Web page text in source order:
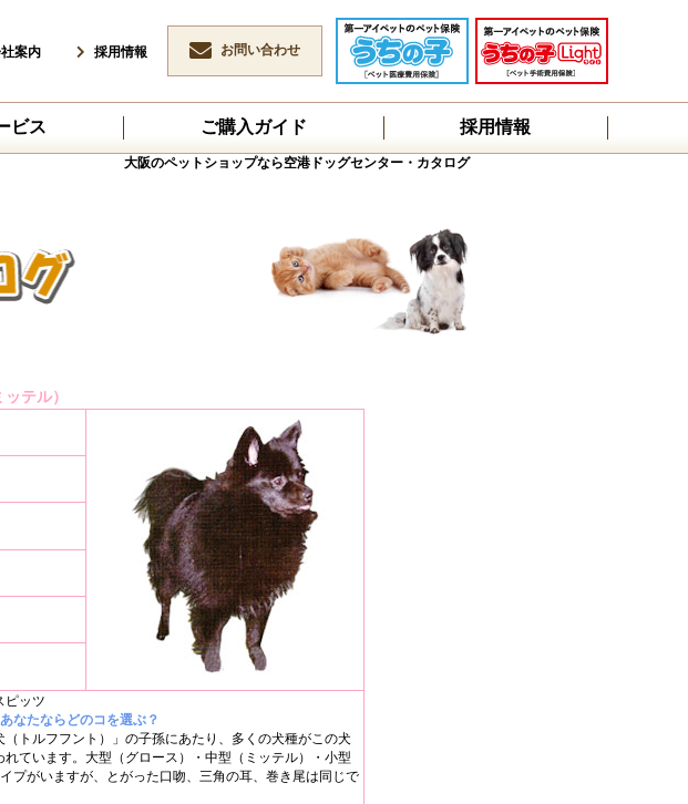
案内 採用情報 お問い合わせ
ビス ご購入ガイド 採用情報
大阪のペットショップなら空港ドッグセンター・カタログ
テル）
ピッツ
なたならどのコを選ぶ？
（トルフフント）」の子孫にあたり、多くの犬種がこの犬
れています。大型（グロース）・中型（ミッテル）・小型
イプがいますが、とがった口吻、三角の耳、巻き尾は同じで